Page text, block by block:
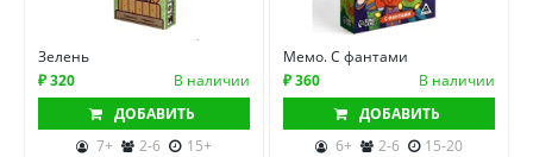
Зелень
₽ 320
В наличии
ДОБАВИТЬ
7+
2-6 15+
Мемо. С фантами
₽ 360
В наличии
ДОБАВИТЬ
6+
2-6 15-20